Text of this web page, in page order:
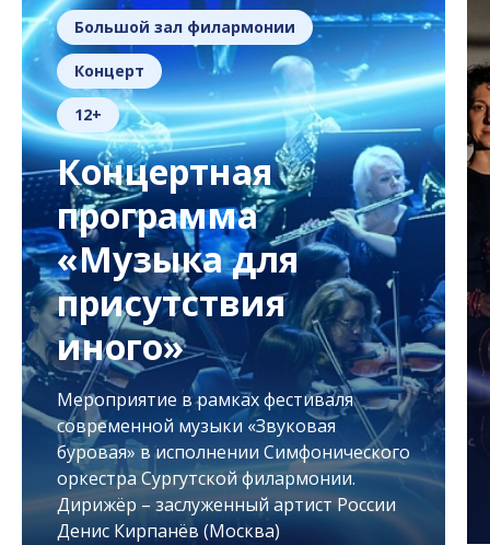
Большой зал филармонии
Концерт
12+
Концертная
программа
«Музыка для
присутствия
иного»
Мероприятие в рамках фестиваля
современной музыки «Звуковая
буровая» в исполнении Симфонического
оркестра Сургутской филармонии.
Дирижёр – заслуженный артист России
Денис Кирпанёв (Москва)